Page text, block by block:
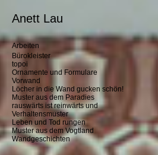
Anett Lau
Arbeiten
Bürokleister
topoi
Ornamente und Formulare
Vorwand
Löcher in die Wand gucken schön!
Muster aus dem Paradies
rauswärts ist reinwärts und
Verhaltensmuster
Leben und Tod rungen
Muster aus dem Vogtland
Wandgeschichten